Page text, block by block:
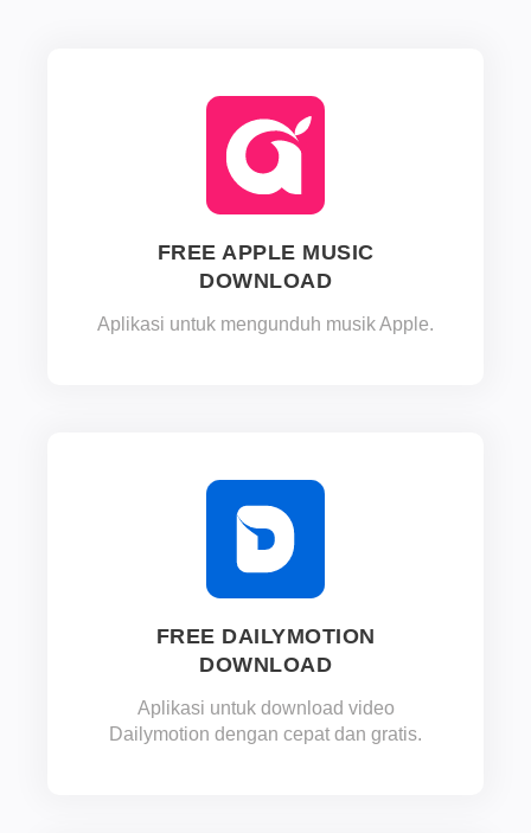
FREE APPLE MUSIC
DOWNLOAD
Aplikasi untuk mengunduh musik Apple.
FREE DAILYMOTION
DOWNLOAD
Aplikasi untuk download video
Dailymotion dengan cepat dan gratis.